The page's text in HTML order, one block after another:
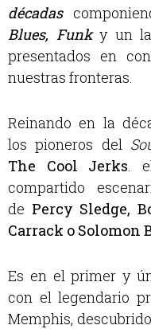
décadas
Blues, Funky un
presentados en
nuestras fronteras.
Reinando en la
los pioneros del
The Cool Jerks.
compartido
de Percy Sledge,
Carrack o Solomon
Es en el primer y
con el legendario
Memphis,